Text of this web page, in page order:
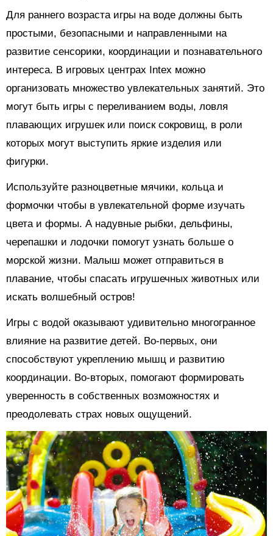
Для раннего возраста игры на воде должны быть
простыми, безопасными и направленными на
развитие сенсорики, координации и познавательного
интереса. В игровых центрах Intex можно
организовать множество увлекательных занятий. Это
могут быть игры с переливанием воды, ловля
плавающих игрушек или поиск сокровищ, в роли
которых могут выступить яркие изделия или
фигурки.
Используйте разноцветные мячики, кольца и
формочки чтобы в увлекательной форме изучать
цвета и формы. А надувные рыбки, дельфины,
черепашки и лодочки помогут узнать больше о
морской жизни. Малыш может отправиться в
плавание, чтобы спасать игрушечных животных или
искать волшебный остров!
Игры с водой оказывают удивительно многогранное
влияние на развитие детей. Во-первых, они
способствуют укреплению мышц и развитию
координации. Во-вторых, помогают формировать
уверенность в собственных возможностях и
преодолевать страх новых ощущений.